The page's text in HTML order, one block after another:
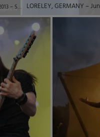
toys2masters Finale 07.12.2013 – Steal a Taxi